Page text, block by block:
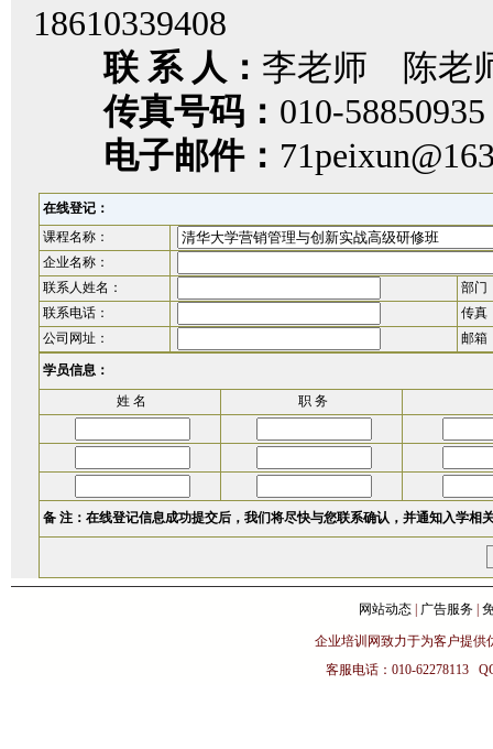
18610339408
联 系 人： 李老师 陈老
传真号码： 010-58850935
电子邮件：
在线登记：
课程名称：
企业名称：
联系人姓名：
部门
联系电话：
传真
公司网址：
邮箱
学员信息：
姓 名
职 务
备 注：在线登记信息成功提交后，我们将尽快与您联系确认，并通知入学相
网站动态 广告服务
企业培训网致力于为客户提供
客服电话：010-62278113